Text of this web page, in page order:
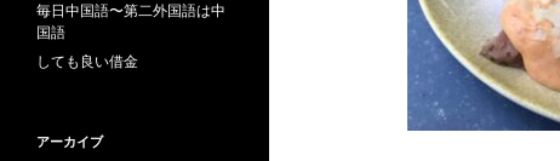
毎日中国語〜第二外国語は中
国語
しても良い借金
アーカイブ